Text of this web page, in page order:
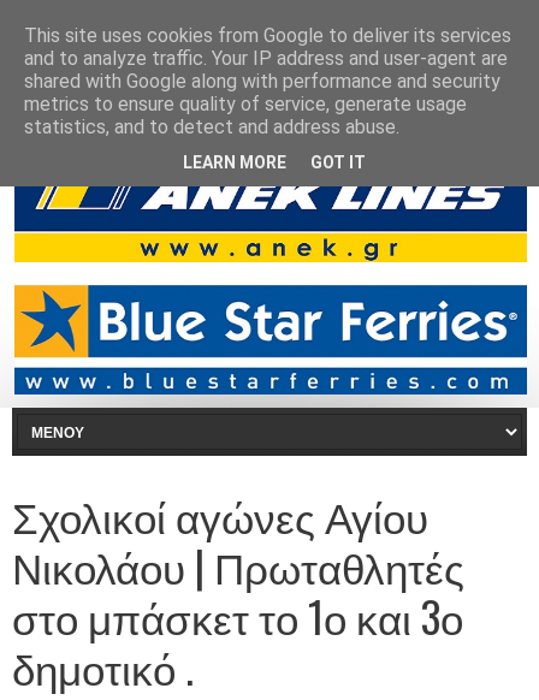
Σχολικοί αγώνες Αγίου
Νικολάου | Πρωταθλητές
στο μπάσκετ το 1ο και 3ο
δημοτικό .
This site uses cookies from Google to deliver its services
and to analyze traffic. Your IP address and user-agent are
shared with Google along with performance and security
metrics to ensure quality of service, generate usage
statistics, and to detect and address abuse.
LEARN MORE GOT IT